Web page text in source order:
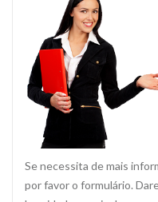
Se necessita de mais
por favor o formulário.